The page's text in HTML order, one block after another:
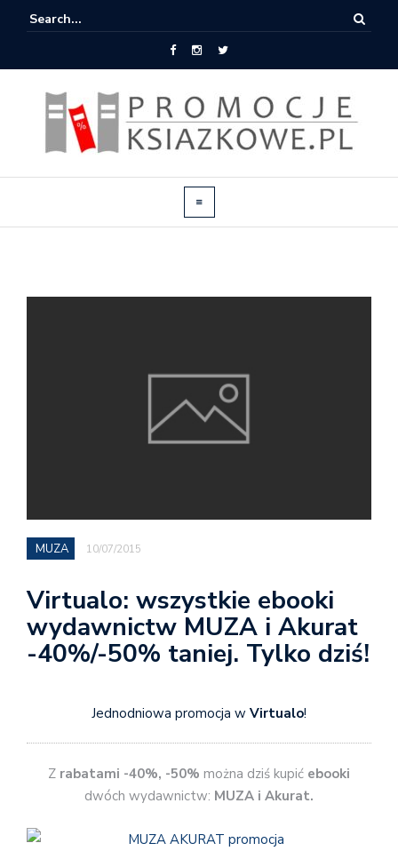
MUZA 10/07/2015
Virtualo: wszystkie ebooki
wydawnictw MUZA i Akurat
-40%/-50% taniej. Tylko dziś!
Jednodniowa promocja w Virtualo!
Z rabatami -40%, -50% można dziś kupić ebooki
dwóch wydawnictw: MUZA i Akurat.